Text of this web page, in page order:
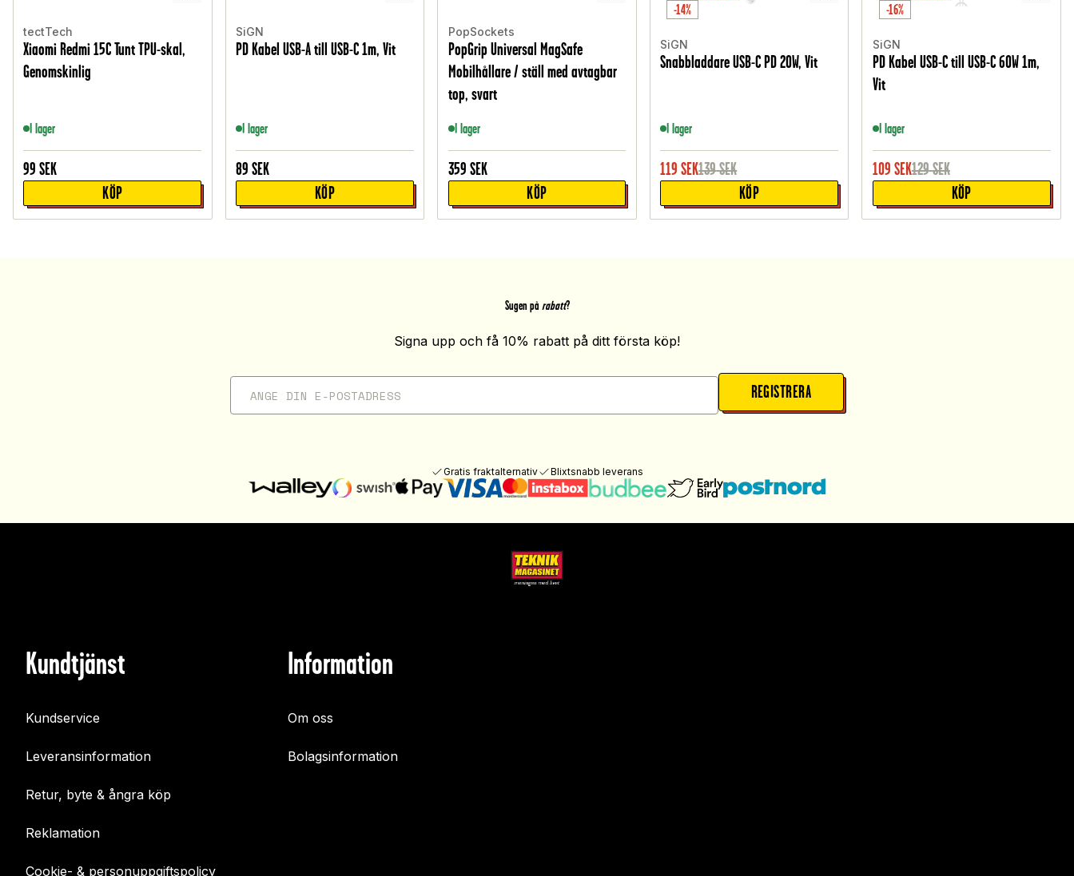
tectTech
Xiaomi Redmi 15C Tunt TPU-skal,
Genomskinlig
I lager
99 SEK
KÖP
SiGN
PD Kabel USB-A till USB-C 1m, Vit
I lager
89 SEK
KÖP
PopSockets
PopGrip Universal MagSafe
Mobilhållare / ställ med avtagbar
top, svart
I lager
359 SEK
KÖP
-14%
SiGN
Snabbladdare USB-C PD 20W, Vit
I lager
119 SEK139SEK
KÖP
-16%
SiGN
PD Kabel USB-C till USB-C 60W 1m,
Vit
I lager
109 SEK129SEK
KÖP
Sugen på rabatt?
Signa upp och få 10% rabatt på ditt första köp!
REGISTRERA
Gratis fraktalternativ Blixtsnabb leverans
Kundtjänst
Kundservice
Leveransinformation
Retur, byte & ångra köp
Reklamation
Cookie- & personuppgiftspolicy
Information
Om oss
Bolagsinformation